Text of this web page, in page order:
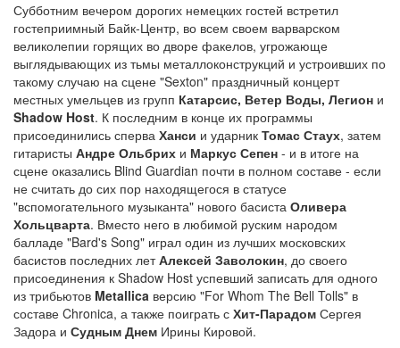
Субботним вечером дорогих немецких гостей встретил
гостеприимный Байк-Центр, во всем своем варварском
великолепии горящих во дворе факелов, угрожающе
выглядывающих из тьмы металлоконструкций и устроивших по
такому случаю на сцене "Sexton" праздничный концерт
местных умельцев из групп Катарсис, Ветер Воды, Легион и
Shadow Host. К последним в конце их программы
присоединились сперва Ханси и ударник Томас Стаух, затем
гитаристы Андре Ольбрих и Маркус Сепен - и в итоге на
сцене оказались Blind Guardian почти в полном составе - если
не считать до сих пор находящегося в статусе
"вспомогательного музыканта" нового басиста Оливера
Хольцварта. Вместо него в любимой руским народом
балладе "Bard's Song" играл один из лучших московских
басистов последних летАлексей Заволокин, до своего
присоединения к Shadow Host успевший записать для одного
из трибьютов Metallica версию "For Whom The Bell Tolls" в
составе Chronica, а также поиграть с Хит-Парадом Сергея
Задора и Судным Днем Ирины Кировой.